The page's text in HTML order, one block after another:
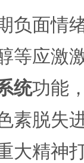
负面情
等应激
统功能
素脱失
大精神